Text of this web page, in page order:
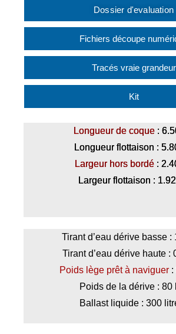
Dossier d'evaluation
Fichiers découpe
Tracés vraie grandeur
Kit
Longueur de coque :
Longueur flottaison :
Largeur hors bordé:
Largeur flottaison :
Tirant d’eau dérive basse :
Tirant d’eau dérive haute :
Poids lège prêt à naviguer :
Poids de la dérive : 80
Ballast liquide : 300